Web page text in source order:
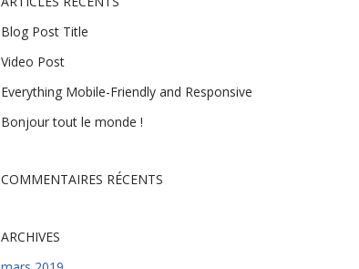
Blog Post Title
Video Post
Everything Mobile-Friendly and Responsive
Bonjour tout le monde !
COMMENTAIRES RÉCENTS
ARCHIVES